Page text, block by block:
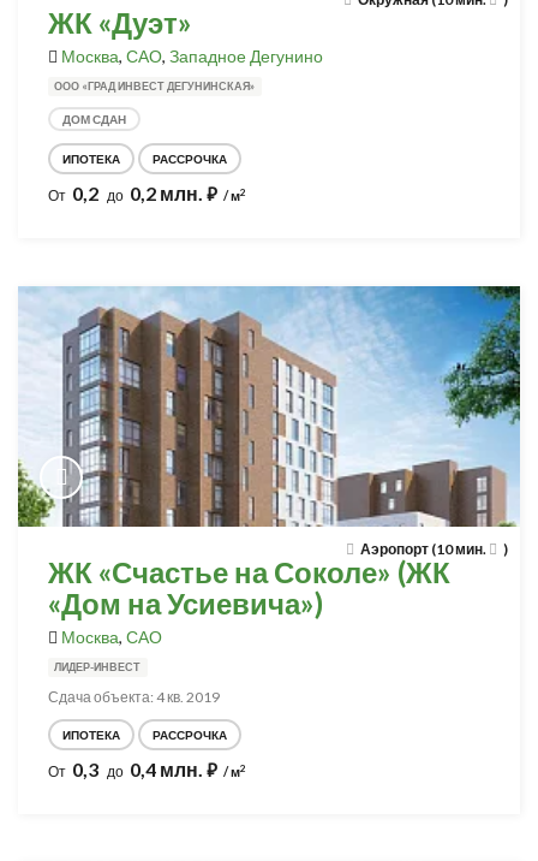
ЖК «Дуэт»
Москва, САО, Западное Дегунино
ООО «ГРАД ИНВЕСТ ДЕГУНИНСКАЯ»
ДОМ СДАН
ИПОТЕКА РАССРОЧКА
От 0,2 до 0,2 млн. ⃏ / м2
Аэропорт (10 мин. )
ЖК «Счастье на Соколе» (ЖК
«Дом на Усиевича»)
Москва, САО
ЛИДЕР-ИНВЕСТ
Сдача объекта: 4 кв. 2019
ИПОТЕКА РАССРОЧКА
От 0,3 до 0,4 млн. ⃏ / м2